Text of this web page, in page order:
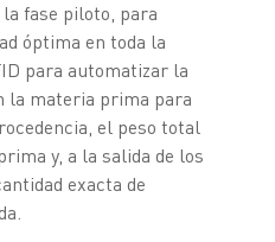
fase piloto, para
óptima en toda la
para automatizar la
la materia prima para
el peso total
y, a la salida de los
exacta de